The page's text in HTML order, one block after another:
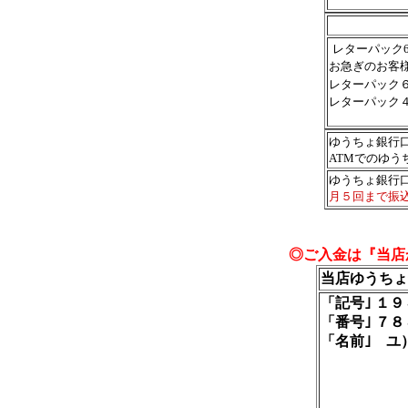
レターパック
お急ぎのお客
レターパッ
レターパッ
ゆうちょ銀行
ATMでのゆう
ゆうちょ銀行
月５回まで振
◎ご入金は『当店
当店ゆうち
「記号｣ １
「番号｣ ７
「名前｣ ユ